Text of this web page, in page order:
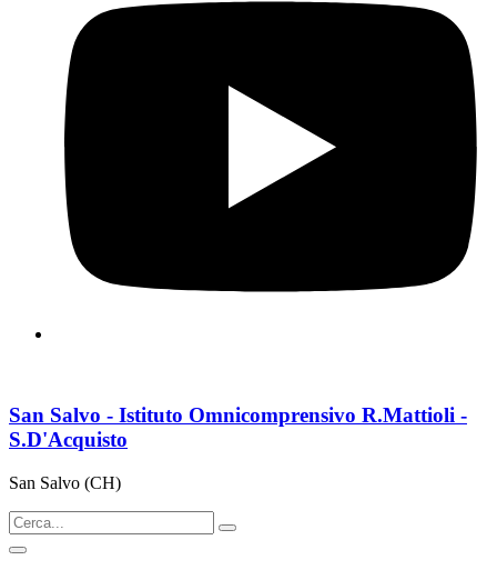
San Salvo - Istituto Omnicomprensivo R.Mattioli -
S.D'Acquisto
San Salvo (CH)